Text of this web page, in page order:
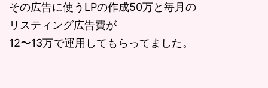
その広告に使うLPの作成50万と毎月の
リスティング広告費が
12〜13万で運用してもらってました。